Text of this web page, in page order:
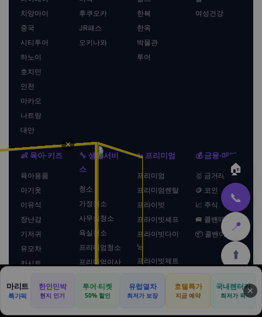
치앙마이
중국
시티투어
하노이
호치민
인천
마카오
나트랑
대만
후쿠오카
JR패스
오키나와
한복
한옥
박물관
투어
여성건강
👶 육아·키즈
육아용품
아기옷
이유식
장난감
기저귀
유모차
카시트
키즈
🔧 생활서비
스
청소
가정청소
사무실청소
욕실청소
프리미엄청소
프리미엄이사
인터넷가입
✨ 프리미엄
프리미엄
프리미엄렌탈
프라이빗
프라이빗셰프
프라이빗다이
닝
프라이빗제트
럭셔리크루즈
명품패션
테라피스트
💰 금융·매매
🥇 금거래
🪙 코인
📈 주식
🚐 콜밴매매
📦 콜밴이사
🏠
📞
📍
⬆️
🏠 🏛️ 🛒
쿠팡
📞
문의
🏠 🏨 🚗 🛡️
보험
📢
광고
✕
마리트
특가픽
한인민박
현지 인기
투어·티켓
50% 할인
유럽열차
최저가 보장
호텔특가
지금 예약
국내렌터카
최저가 픽 ✕